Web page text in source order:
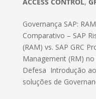
ACCESS CONTROL,
Governança SAP:
Comparativo – SAP
(RAM) vs. SAP GRC
Management (RM)
Defesa Introdução
soluções de